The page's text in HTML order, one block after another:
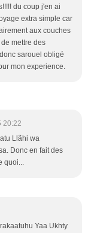
du coup j'en ai
extra simple car
aux couches
mettre des
sarouel obligé
mon experience.
20:22
Llãhi wa
Donc en fait des
quoi...
Yaa Ukhty